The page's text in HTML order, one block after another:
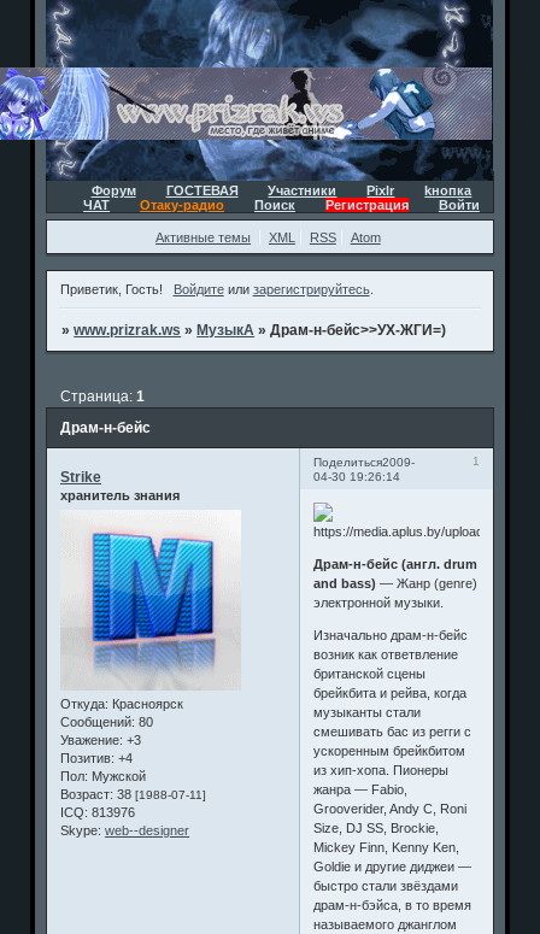
Форум ГОСТЕВАЯ Участники Pixlr
kнопка
ЧАТ
Отаку-радио Поиск Регистрация Войти
Активные темы XML RSS Atom
Приветик, Гость! Войдитеили зарегистрируйтесь.
»www.prizrak.ws » МузыкА »Драм-н-бейс>>УХ-ЖГИ=)
Драм-н-бейс
Страница:1
Поделиться 1
2009-
04-30 19:26:14
Strike
хранитель знания
Откуда: Красноярск
Сообщений: 80
Уважение: +3
Позитив: +4
Пол: Мужской
Возраст: 38[1988-07-11]
ICQ: 813976
Skype: web--designer
Драм-н-бейс (англ. drum
and bass) — Жанр (genre)
электронной музыки.
Изначально драм-н-бейс
возник как ответвление
британской сцены
брейкбита и рейва, когда
музыканты стали
смешивать бас из регги с
ускоренным брейкбитом
из хип-хопа. Пионеры
жанра — Fabio,
Grooverider, Andy C, Roni
Size, DJ SS, Brockie,
Mickey Finn, Kenny Ken,
Goldie и другие диджеи —
быстро стали звёздами
драм-н-бэйса, в то время
называемого джанглом